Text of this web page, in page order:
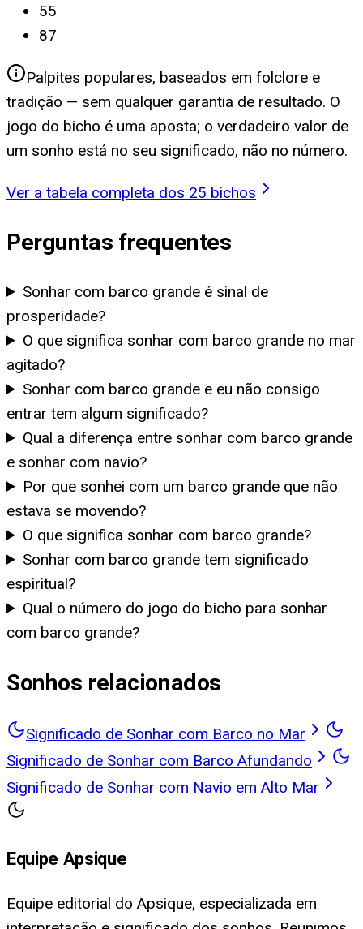
55
87
Palpites populares, baseados em folclore e
tradição — sem qualquer garantia de resultado. O
jogo do bicho é uma aposta; o verdadeiro valor de
um sonho está no seu significado, não no número.
Ver a tabela completa dos 25 bichos
Perguntas frequentes
Sonhar com barco grande é sinal de
prosperidade?
O que significa sonhar com barco grande no mar
agitado?
Sonhar com barco grande e eu não consigo
entrar tem algum significado?
Qual a diferença entre sonhar com barco grande
e sonhar com navio?
Por que sonhei com um barco grande que não
estava se movendo?
O que significa sonhar com barco grande?
Sonhar com barco grande tem significado
espiritual?
Qual o número do jogo do bicho para sonhar
com barco grande?
Sonhos relacionados
Significado de Sonhar com Barco no Mar
Significado de Sonhar com Barco Afundando
Significado de Sonhar com Navio em Alto Mar
Equipe Apsique
Equipe editorial do Apsique, especializada em